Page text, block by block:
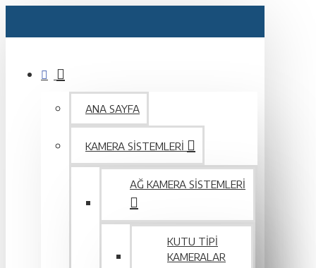
ANA SAYFA
KAMERA SISTEMLERI
AĞ KAMERA SISTEMLERI
KUTU TIPI
KAMERALAR